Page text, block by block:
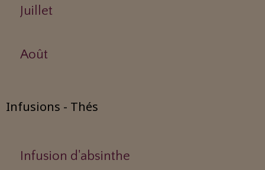
Juillet
Août
Infusions - Thés
Infusion d'absinthe